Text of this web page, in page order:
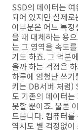
SSD의 데이터는
되어 있지만 실제
이부분은 어느 특
을 때 대체하는 용
는 그 영역을 속도
기도 하죠. 그 덕분
을까 하는 걱정은
하루에 엄청난 쓰
키는 DB서버 처럼)
도 기존의 데이터
못할 뿐이죠. 물론
드뭅니다. 컴퓨터
역시도 별 걱정없